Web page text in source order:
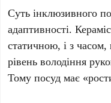
Суть інклюзивного
адаптивності.
статичною, і з часом,
рівень володіння
Тому посуд має